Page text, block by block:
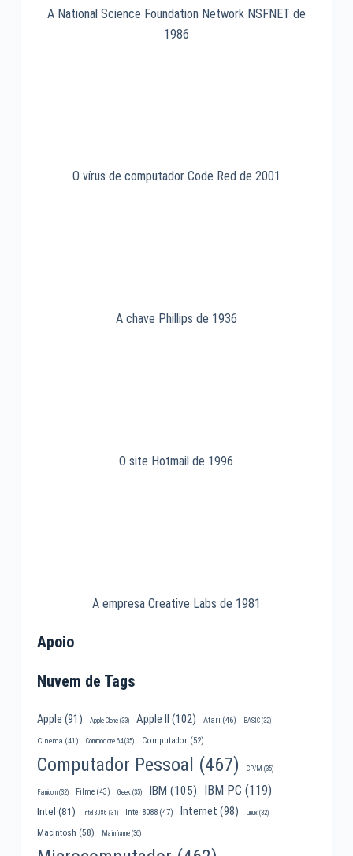
A National Science Foundation Network NSFNET de
1986
O vírus de computador Code Red de 2001
A chave Phillips de 1936
O site Hotmail de 1996
A empresa Creative Labs de 1981
Apoio
Nuvem de Tags
Apple (91) Apple Clone(33) Apple II (102) Atari (46) BASIC(32)
Cinema (41) Commodore 64(35) Computador(52)
Computador Pessoal (467) CP/M (35)
Famicom(32) Filme(43) Geek (35) IBM (105) IBM PC (119)
Intel (81) Intel 8086 (31) Intel 8088(47) Internet (98) Linux(32)
Macintosh (58) Mainframe(36)